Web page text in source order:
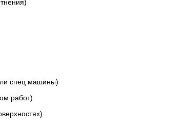
спец машины)
работ)